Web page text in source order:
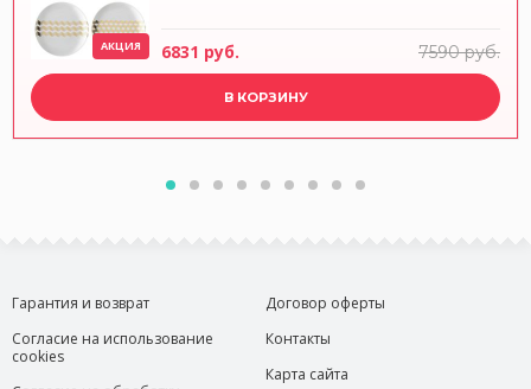
АКЦИЯ 6831 руб. 7590 руб.
В КОРЗИНУ
Гарантия и возврат
Согласие на использование
cookies
Договор оферты
Контакты
Карта сайта